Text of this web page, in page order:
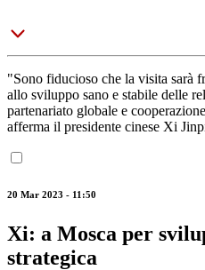
"Sono fiducioso che la visita sarà
allo sviluppo sano e stabile delle
partenariato globale e
afferma il presidente cinese Xi
20 Mar 2023 - 11:50
Xi: a Mosca per
strategica